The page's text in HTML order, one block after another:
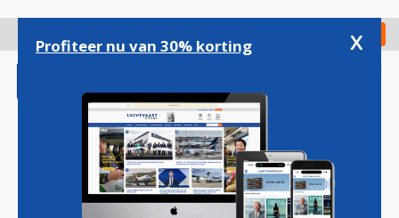
gaan
Check in
Magazine Podcasts Vacatures
Profiteer nu van 30% korting x